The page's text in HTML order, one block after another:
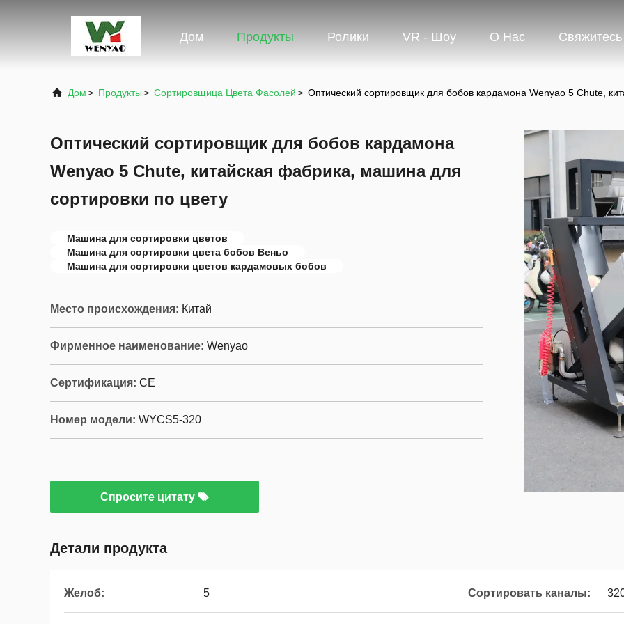
Дом Продукты Ролики VR - Шоу О Нас
Дом> Продукты> Сортировщица Цвета Фасолей> Оптический сортировщик для бобов кардамона Wenyao 5 Chute,
Оптический сортировщик для бобов кардамона
Wenyao 5 Chute, китайская фабрика, машина для
сортировки по цвету
Машина для сортировки цветов
Машина для сортировки цвета бобов Веньо
Машина для сортировки цветов кардамовых бобов
Место происхождения: Китай
Фирменное наименование: Wenyao
Сертификация: CE
Номер модели: WYCS5-320
Спросите цитату
Детали продукта
Желоб: 5 Сортировать каналы: